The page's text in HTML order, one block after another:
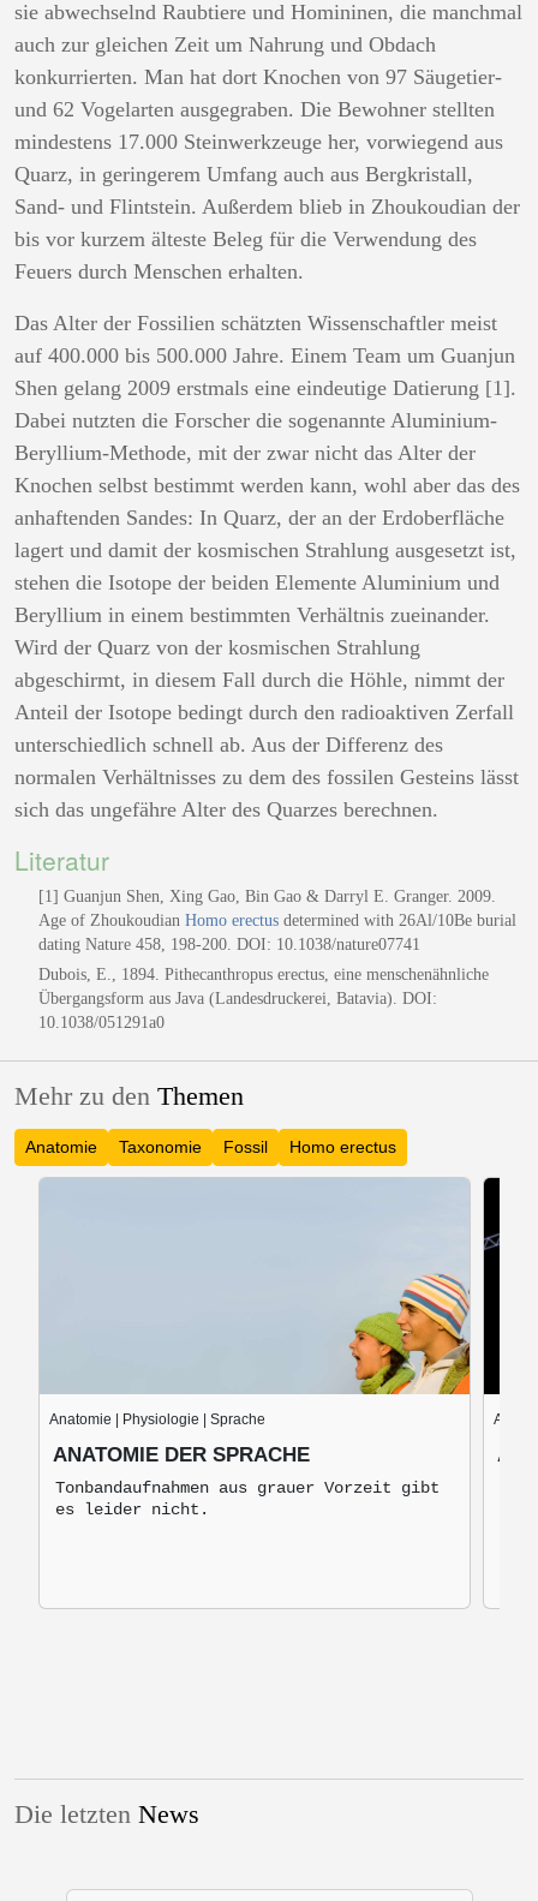
sie abwechselnd Raubtiere und Homininen, die manchmal
auch zur gleichen Zeit um Nahrung und Obdach
konkurrierten. Man hat dort Knochen von 97 Säugetier-
und 62 Vogelarten ausgegraben. Die Bewohner stellten
mindestens 17.000 Steinwerkzeuge her, vorwiegend aus
Quarz, in geringerem Umfang auch aus Bergkristall,
Sand- und Flintstein. Außerdem blieb in Zhoukoudian der
bis vor kurzem älteste Beleg für die Verwendung des
Feuers durch Menschen erhalten.
Das Alter der Fossilien schätzten Wissenschaftler meist
auf 400.000 bis 500.000 Jahre. Einem Team um Guanjun
Shen gelang 2009 erstmals eine eindeutige Datierung [1].
Dabei nutzten die Forscher die sogenannte Aluminium-
Beryllium-Methode, mit der zwar nicht das Alter der
Knochen selbst bestimmt werden kann, wohl aber das des
anhaftenden Sandes: In Quarz, der an der Erdoberfläche
lagert und damit der kosmischen Strahlung ausgesetzt ist,
stehen die Isotope der beiden Elemente Aluminium und
Beryllium in einem bestimmten Verhältnis zueinander.
Wird der Quarz von der kosmischen Strahlung
abgeschirmt, in diesem Fall durch die Höhle, nimmt der
Anteil der Isotope bedingt durch den radioaktiven Zerfall
unterschiedlich schnell ab. Aus der Differenz des
normalen Verhältnisses zu dem des fossilen Gesteins lässt
sich das ungefähre Alter des Quarzes berechnen.
Literatur
[1] Guanjun Shen, Xing Gao, Bin Gao & Darryl E. Granger. 2009.
Age of Zhoukoudian Homo erectus determined with 26Al/10Be burial
dating Nature 458, 198-200. DOI: 10.1038/nature07741
Dubois, E., 1894. Pithecanthropus erectus, eine menschenähnliche
Übergangsform aus Java (Landesdruckerei, Batavia). DOI:
10.1038/051291a0
Mehr zu den Themen
Anatomie Taxonomie Fossil Homo erectus
Anatomie | Physiologie | Sprache
ANATOMIE DER SPRACHE
Tonbandaufnahmen aus grauer Vorzeit gibt
es leider nicht.
Die letzten News